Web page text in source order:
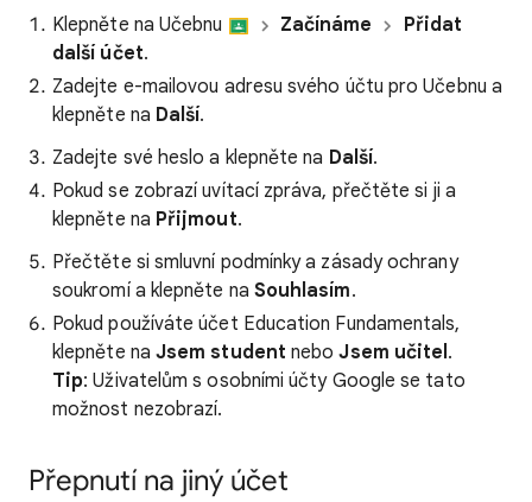
Klepněte na Učebnu Začínáme
Přidat
další účet.
Zadejte e-mailovou adresu svého účtu pro Učebnu a
klepněte na Další.
Zadejte své heslo a klepněte na Další.
Pokud se zobrazí uvítací zpráva, přečtěte si ji a
klepněte na Přijmout.
Přečtěte si smluvní podmínky a zásady ochrany
soukromí a klepněte na Souhlasím.
Pokud používáte účet Education Fundamentals,
klepněte na Jsem student neboJsem učitel.
Tip: Uživatelům s osobními účty Google se tato
možnost nezobrazí.
Přepnutí na jiný účet